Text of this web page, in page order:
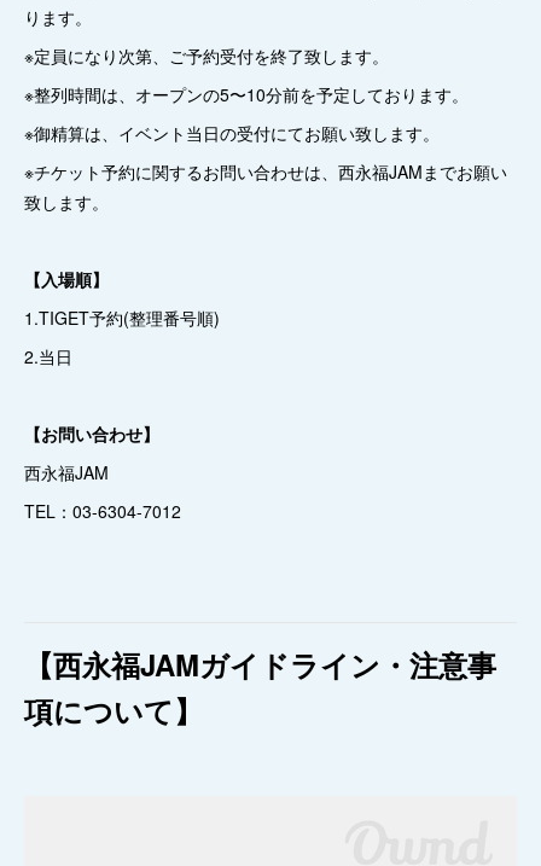
ります。
※定員になり次第、ご予約受付を終了致します。
※整列時間は、オープンの5〜10分前を予定しております。
※御精算は、イベント当日の受付にてお願い致します。
※チケット予約に関するお問い合わせは、西永福JAMまでお願い
致します。
【入場順】
1.TIGET予約(整理番号順)
2.当日
【お問い合わせ】
西永福JAM
TEL：03-6304-7012
【西永福JAMガイドライン・注意事
項について】